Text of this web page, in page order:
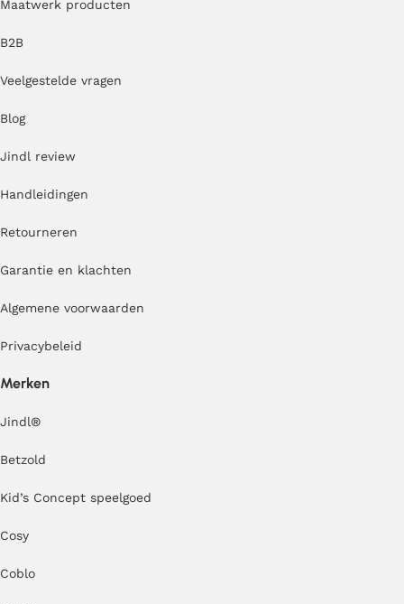
Maatwerk producten
B2B
Veelgestelde vragen
Blog
Jindl review
Handleidingen
Retourneren
Garantie en klachten
Algemene voorwaarden
Privacybeleid
Merken
Jindl®
Betzold
Kid’s Concept speelgoed
Cosy
Coblo